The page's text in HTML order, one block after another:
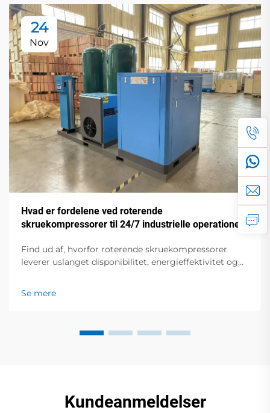
24
Nov
Hvad er fordelene ved roterende
skruekompressorer til 24/7 industrielle operationer?
Find ud af, hvorfor roterende skruekompressorer
leverer uslanget disponibilitet, energieffektivitet og
Se mere
Kundeanmeldelser